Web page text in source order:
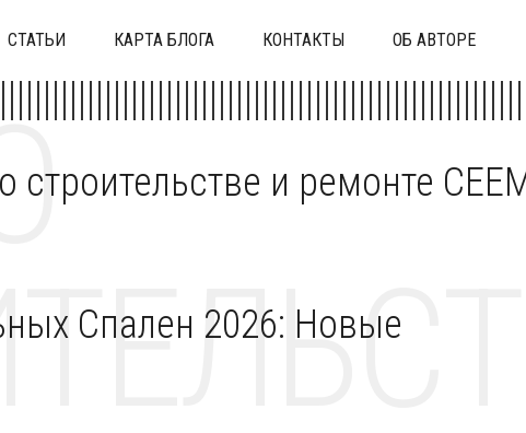
СТАТЬИ КАРТА БЛОГА КОНТАКТЫ ОБ АВТОРЕ
строительстве и ремонте
Спален 2026: Новые